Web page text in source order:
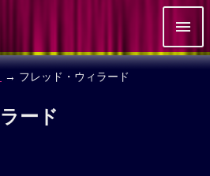
→ フレッド・ウィラード
ード